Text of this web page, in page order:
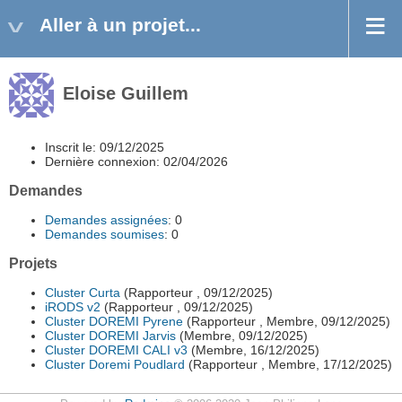
Aller à un projet...
Eloise Guillem
Inscrit le: 09/12/2025
Dernière connexion: 02/04/2026
Demandes
Demandes assignées: 0
Demandes soumises: 0
Projets
Cluster Curta (Rapporteur , 09/12/2025)
iRODS v2 (Rapporteur , 09/12/2025)
Cluster DOREMI Pyrene (Rapporteur , Membre, 09/12/2025)
Cluster DOREMI Jarvis (Membre, 09/12/2025)
Cluster DOREMI CALI v3 (Membre, 16/12/2025)
Cluster Doremi Poudlard (Rapporteur , Membre, 17/12/2025)